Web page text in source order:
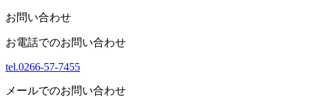
お問い合わせ
お電話でのお問い合わせ
tel.0266-57-7455
メールでのお問い合わせ